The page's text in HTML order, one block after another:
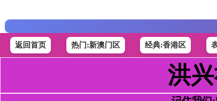
返回首页 热门:新澳门区 经典:香港区
洪